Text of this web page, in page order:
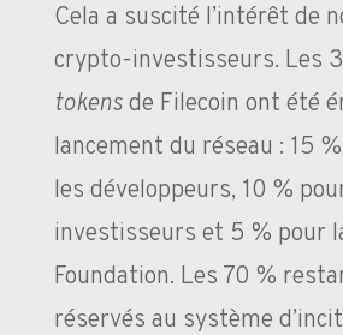
Cela a suscité l’intérêt de
crypto-investisseurs. Les
tokensde Filecoin ont été
lancement du réseau : 15
les développeurs, 10 %
investisseurs et 5 % pour
Foundation. Les 70 %
réservés au système